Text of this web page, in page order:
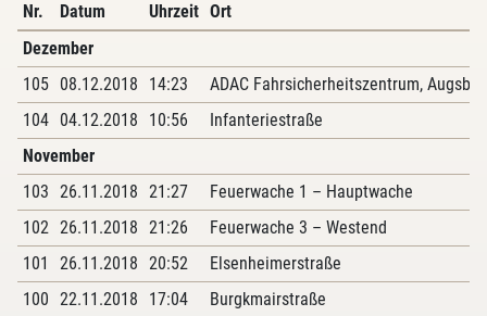
Nr. Datum Uhrzeit Ort
Dezember
105 08.12.2018 14:23
ADAC Fahrsicherheitszentrum,
104 04.12.2018 10:56
Infanteriestraße
November
103 26.11.2018 21:27
Feuerwache 1 – Hauptwache
102 26.11.2018 21:26
Feuerwache 3 – Westend
101
26.11.2018 20:52
Elsenheimerstraße
100 22.11.2018 17:04
Burgkmairstraße